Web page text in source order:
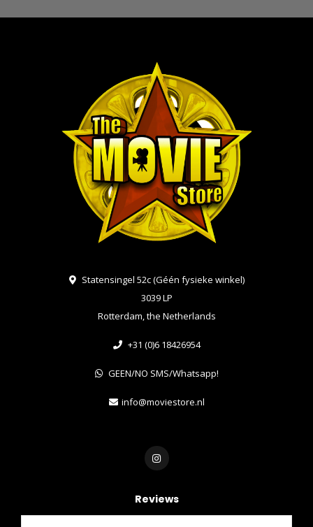
Statensingel 52c (Géén fysieke winkel)
3039 LP
Rotterdam, the Netherlands
+31 (0)6 18426954
GEEN/NO SMS/Whatsapp!
info@moviestore.nl
Reviews